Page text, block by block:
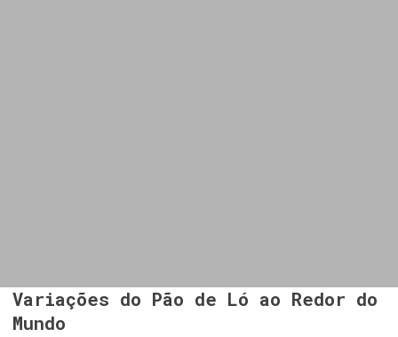
Variações do Pão de Ló ao Redor do
Mundo